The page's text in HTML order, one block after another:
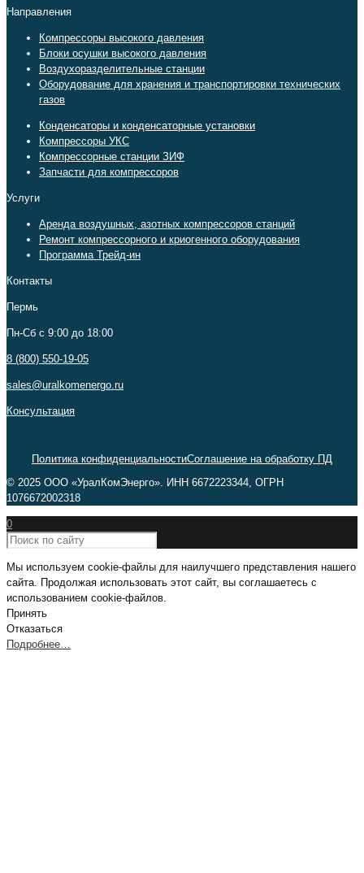
Направления
Компрессоры высокого давления
Блоки осушки высокого давления
Воздухоразделительные станции
Оборудование для хранения и транспортировки технических
газов
Конденсаторы и конденсаторные установки
Компрессоры УКС
Компрессорные станции ЗИФ
Запчасти для компрессоров
Услуги
Аренда воздушных, азотных компрессоров станций
Ремонт компрессорного и криогенного оборудования
Программа Трейд-ин
Контакты
Пермь
Пн-Сб c 9:00 до 18:00
8 (800) 550-19-05
sales@uralkomenergo.ru
Консультация
Политика конфиденциальностиСоглашение на обработку ПД
© 2025 ООО «УралКомЭнерго». ИНН 6672223344, ОГРН
1076672002318
0
Мы используем cookie-файлы для наилучшего представления нашего
сайта. Продолжая использовать этот сайт, вы соглашаетесь с
использованием cookie-файлов.
Принять
Отказаться
Подробнее…